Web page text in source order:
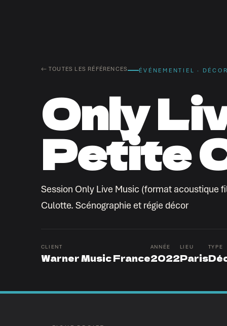
← TOUTES LES RÉFÉRENCES ÉVÉNEMENTIEL ·
Only
Petite
Session Only Live Music (format acoustique
Culotte. Scénographie et régie décor
CLIENT
Warner Music France
ANNÉE
2022
LIEU
Paris
TYPE